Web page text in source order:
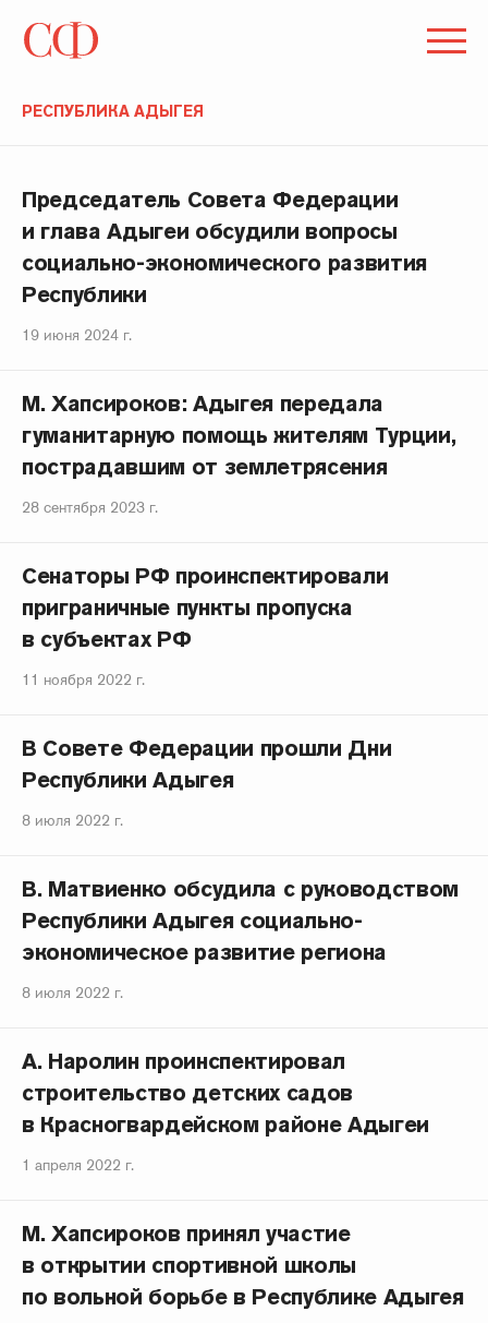
РЕСПУБЛИКА АДЫГЕЯ
Председатель Совета Федерации
и глава Адыгеи обсудили вопросы
социально-экономического развития
Республики
19 июня 2024 г.
М. Хапсироков: Адыгея передала
гуманитарную помощь жителям Турции,
пострадавшим от землетрясения
28 сентября 2023 г.
Сенаторы РФ проинспектировали
приграничные пункты пропуска
в субъектах РФ
11 ноября 2022 г.
В Совете Федерации прошли Дни
Республики Адыгея
8 июля 2022 г.
В. Матвиенко обсудила с руководством
Республики Адыгея социально-
экономическое развитие региона
8 июля 2022 г.
А. Наролин проинспектировал
строительство детских садов
в Красногвардейском районе Адыгеи
1 апреля 2022 г.
М. Хапсироков принял участие
в открытии спортивной школы
по вольной борьбе в Республике Адыгея